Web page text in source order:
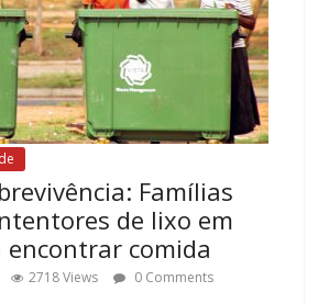
Famílias
de lixo em
encontrar comida
2718 Views 0 Comments